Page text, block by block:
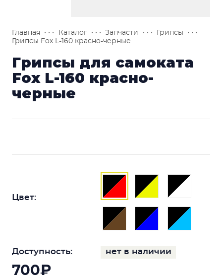
Главная • • • Каталог • • • Запчасти • • • Грипсы
• • •
Грипсы Fox L-160 красно-черные
Грипсы для самоката
Fox L-160 красно-
черные
Цвет:
Доступность: нет в наличии
700₽